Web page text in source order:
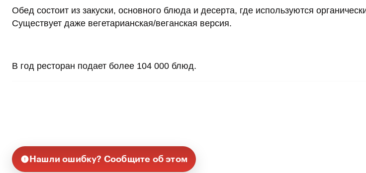
Обед состоит из закуски, основного блюда и десерта, где используются
Существует даже вегетарианская/веганская версия.
В год ресторан подает более 104 000 блюд.
Нашли ошибку? Сообщите об этом